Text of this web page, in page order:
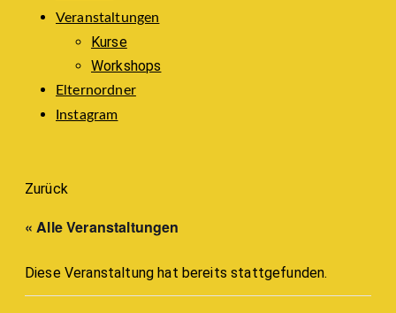
Veranstaltungen
Kurse
Workshops
Elternordner
Instagram
Zurück
« Alle Veranstaltungen
Diese Veranstaltung hat bereits stattgefunden.